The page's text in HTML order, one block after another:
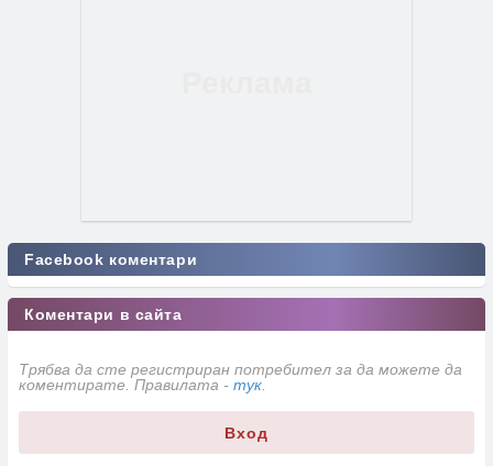
Facebook коментари
Коментари в сайта
Трябва да сте регистриран потребител за да можете да
коментирате. Правилата - тук
Вход